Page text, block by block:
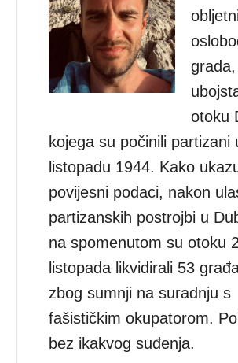
otoku
kojega su počinili partizani
listopadu 1944. Kako
povijesni podaci, nakon
partizanskih postrojbi u
na spomenutom su otoku
listopada likvidirali 53
zbog sumnji na suradnju s
fašističkim okupatorom.
bez ikakvog suđenja.